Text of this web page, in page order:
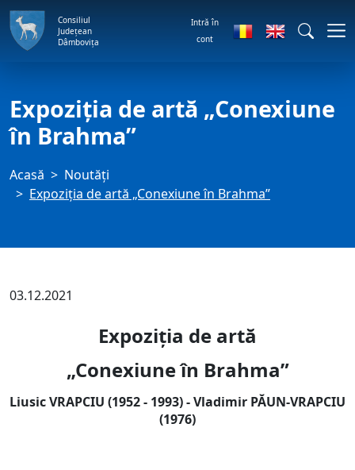
Consiliul
Județean
Dâmbovița
Intră în
cont
Expoziţia de artă „Conexiune
în Brahma”
Acasă
Noutăți
Expoziţia de artă „Conexiune în Brahma”
03.12.2021
Expoziţia de artă
„Conexiune în Brahma”
Liusic VRAPCIU (1952 - 1993) - Vladimir PĂUN-VRAPCIU
(1976)